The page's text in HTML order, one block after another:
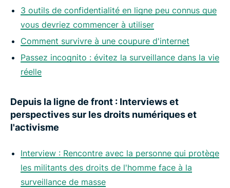
3 outils de confidentialité en ligne peu connus que
vous devriez commencer à utiliser
Comment survivre à une coupure d'internet
Passez incognito : évitez la surveillance dans la vie
réelle
Depuis la ligne de front : Interviews et
perspectives sur les droits numériques et
l'activisme
Interview : Rencontre avec la personne qui protège
les militants des droits de l'homme face à la
surveillance de masse